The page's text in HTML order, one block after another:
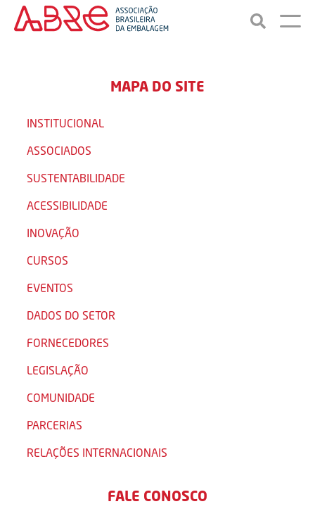
MAPA DO SITE
INSTITUCIONAL
ASSOCIADOS
SUSTENTABILIDADE
ACESSIBILIDADE
INOVAÇÃO
CURSOS
EVENTOS
DADOS DO SETOR
FORNECEDORES
LEGISLAÇÃO
COMUNIDADE
PARCERIAS
RELAÇÕES INTERNACIONAIS
FALE CONOSCO